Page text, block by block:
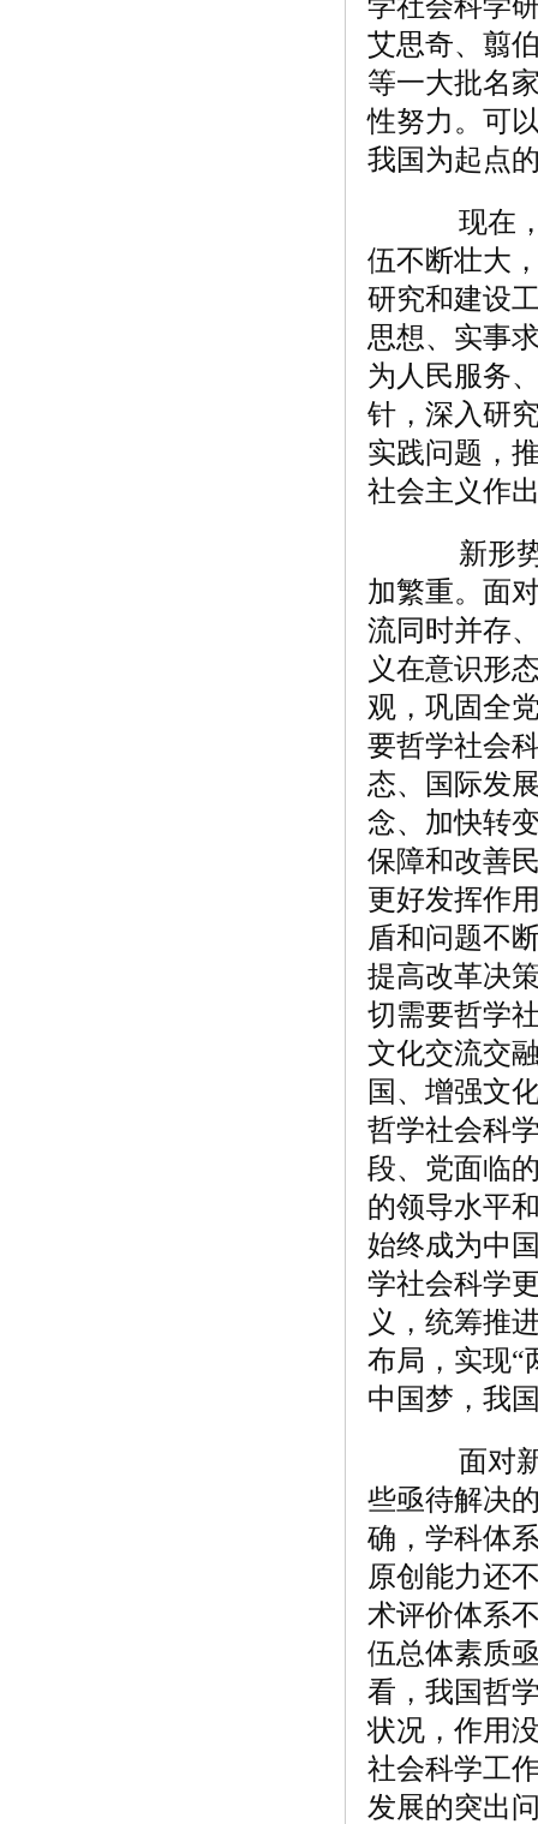
艾思奇、翦
等一大批名
性努力。可
我国为起点
现在，
伍不断壮大
研究和建设
思想、实事
为人民服务
针，深入研
实践问题，
社会主义作
新形势
加繁重。面
流同时并存
义在意识形
观，巩固全
要哲学社会
态、国际发
念、加快转
保障和改善
更好发挥作
盾和问题不
提高改革决
切需要哲学
文化交流交
国、增强文
哲学社会科
段、党面临
的领导水平
始终成为中
学社会科学
义，统筹推
布局，实现“
中国梦，我
面对新
些亟待解决
确，学科体
原创能力还
术评价体系
伍总体素质
看，我国哲
状况，作用
社会科学工
发展的突出